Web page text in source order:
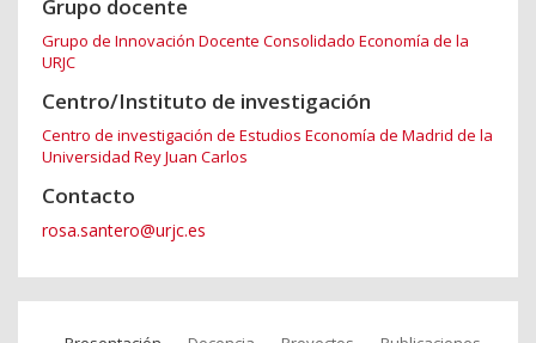
Grupo docente
Grupo de Innovación Docente Consolidado Economía de la
URJC
Centro/Instituto de investigación
Centro de investigación de Estudios Economía de Madrid de la
Universidad Rey Juan Carlos
Contacto
rosa.santero@urjc.es